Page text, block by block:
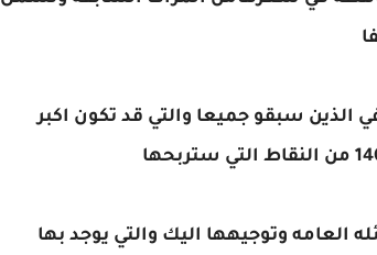
الذين سبقو جميعا والتي قد تكون اكبر
العامه وتوجيهها اليك والتي يوجد بها